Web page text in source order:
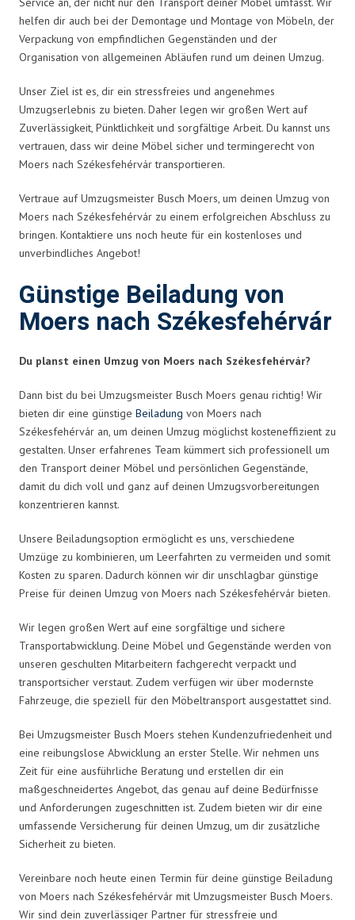
helfen dir auch bei der Demontage und Montage von Möbeln, der
Verpackung von empfindlichen Gegenständen und der
Organisation von allgemeinen Abläufen rund um deinen Umzug.
Unser Ziel ist es, dir ein stressfreies und angenehmes
Umzugserlebnis zu bieten. Daher legen wir großen Wert auf
Zuverlässigkeit, Pünktlichkeit und sorgfältige Arbeit. Du kannst uns
vertrauen, dass wir deine Möbel sicher und termingerecht von
Moers nach Székesfehérvár transportieren.
Vertraue auf Umzugsmeister Busch Moers, um deinen Umzug von
Moers nach Székesfehérvár zu einem erfolgreichen Abschluss zu
bringen. Kontaktiere uns noch heute für ein kostenloses und
unverbindliches Angebot!
Günstige Beiladung von
Moers nach Székesfehérvár
Du planst einen Umzug von Moers nach Székesfehérvár?
Dann bist du bei Umzugsmeister Busch Moers genau richtig! Wir
bieten dir eine günstige Beiladung von Moers nach
Székesfehérvár an, um deinen Umzug möglichst kosteneffizient zu
gestalten. Unser erfahrenes Team kümmert sich professionell um
den Transport deiner Möbel und persönlichen Gegenstände,
damit du dich voll und ganz auf deinen Umzugsvorbereitungen
konzentrieren kannst.
Unsere Beiladungsoption ermöglicht es uns, verschiedene
Umzüge zu kombinieren, um Leerfahrten zu vermeiden und somit
Kosten zu sparen. Dadurch können wir dir unschlagbar günstige
Preise für deinen Umzug von Moers nach Székesfehérvár bieten.
Wir legen großen Wert auf eine sorgfältige und sichere
Transportabwicklung. Deine Möbel und Gegenstände werden von
unseren geschulten Mitarbeitern fachgerecht verpackt und
transportsicher verstaut. Zudem verfügen wir über modernste
Fahrzeuge, die speziell für den Möbeltransport ausgestattet sind.
Bei Umzugsmeister Busch Moers stehen Kundenzufriedenheit und
eine reibungslose Abwicklung an erster Stelle. Wir nehmen uns
Zeit für eine ausführliche Beratung und erstellen dir ein
maßgeschneidertes Angebot, das genau auf deine Bedürfnisse
und Anforderungen zugeschnitten ist. Zudem bieten wir dir eine
umfassende Versicherung für deinen Umzug, um dir zusätzliche
Sicherheit zu bieten.
Vereinbare noch heute einen Termin für deine günstige Beiladung
von Moers nach Székesfehérvár mit Umzugsmeister Busch Moers.
Wir sind dein zuverlässiger Partner für stressfreie und